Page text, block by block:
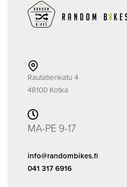
Rautatienkatu 4
48100 Kotka
MA-PE 9-17
info@randombikes.fi
041 317 6916